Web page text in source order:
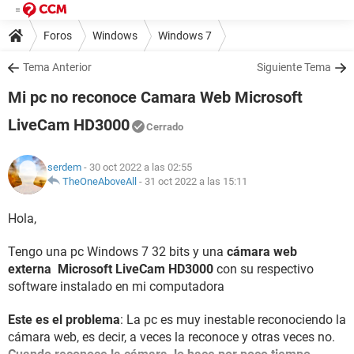
Foros Windows Windows 7
Tema Anterior Siguiente Tema
Mi pc no reconoce Camara Web Microsoft
LiveCam HD3000
Cerrado
serdem - 30 oct 2022 a las 02:55
TheOneAboveAll - 31 oct 2022 a las 15:11
Hola,
Tengo una pc Windows 7 32 bits y una cámara web
externa Microsoft LiveCam HD3000 con su respectivo
software instalado en mi computadora
Este es el problema: La pc es muy inestable reconociendo la
cámara web, es decir, a veces la reconoce y otras veces no.